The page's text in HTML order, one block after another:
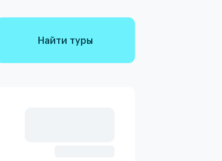
Найти туры